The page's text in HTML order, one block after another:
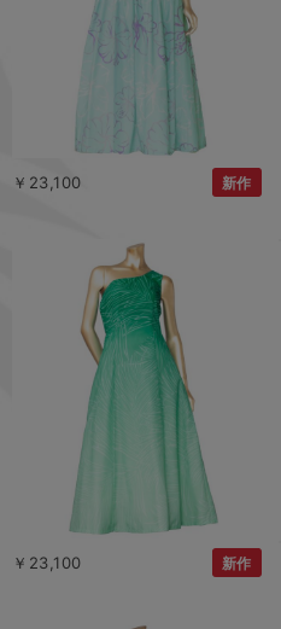
￥23,100 新作
￥23,100 新作